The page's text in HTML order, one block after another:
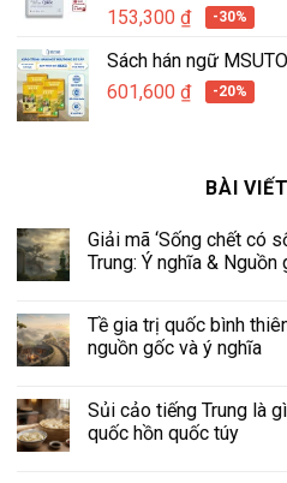
153,300 ₫ -30%
Sách hán ngữ
601,600 ₫ -20%
BÀI
Giải mã ‘Sống chết có
Trung: Ý nghĩa & Nguồn
Tề gia trị quốc bình
nguồn gốc và ý nghĩa
Sủi cảo tiếng Trung là
quốc hồn quốc túy